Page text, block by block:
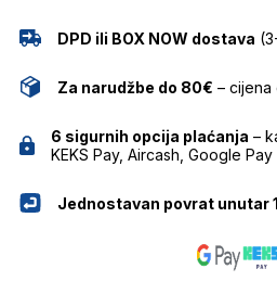
DPD ili BOX NOW dostava
Za narudžbe do 80€ –
6 sigurnih opcija plaćanja –
KEKS Pay, Aircash, Google Pay
Jednostavan povrat unutar